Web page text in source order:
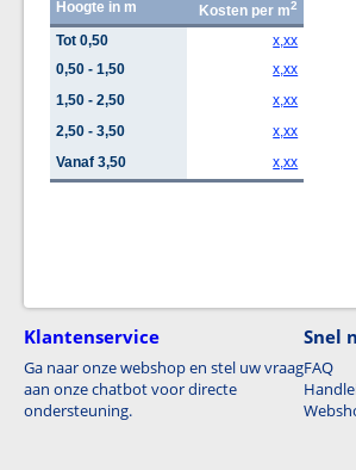
Hoogte in m Kosten per m2
Tot 0,50
x,xx
0,50 - 1,50
x,xx
1,50 - 2,50
x,xx
2,50 - 3,50
x,xx
Vanaf 3,50
x,xx
Klantenservice
Ga naar onze webshop en stel uw vraag
aan onze chatbot voor directe
ondersteuning.
Snel
FAQ